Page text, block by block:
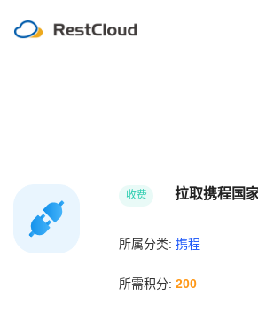
收费 拉取携程国
所属分类:携程
所需积分:200